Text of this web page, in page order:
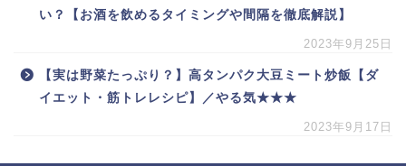
い？【お酒を飲めるタイミングや間隔を徹底解説】
2023年9月25日
【実は野菜たっぷり？】高タンパク大豆ミート炒飯【ダ
イエット・筋トレレシピ】／やる気★★★
2023年9月17日